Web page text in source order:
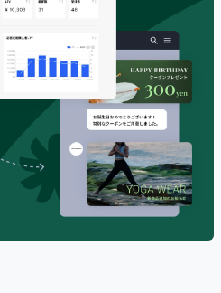
向け
ト
ち上げ
ア
ミナー一覧
ナー